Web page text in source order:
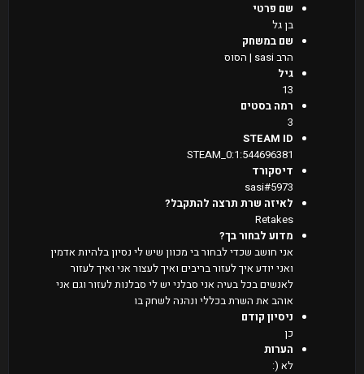
שם פרטי
בן גל
שם במשחק
הרב sasi | הסוס
גיל
13
רמה בסטים
3
STEAM ID
STEAM_0:1:544696381
דיסקורד
sasi#5973
לאיזה שרת תרצה להתקבל?
Retakes
מדוע לבחור בך?
אני חושב שכדי לבחור בי מכוון שיש לי נסיון בלהיות אדמין
ואני יודע איך לעזור בריבים ואיך לעצור אני ואיך לעזור
לאנשים בכל בעיה אני סבלני יש לי סבלנות לעזור וגם אני
אוהב את השרת בכללי ונהנה לשחק בו
ניסיון קודם
כן
הערות
לא (: